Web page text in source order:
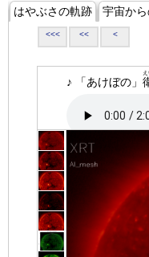
はやぶさの軌跡 宇宙か
<<< << <
♪ 「あけぼの」